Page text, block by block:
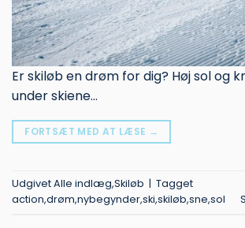
Er skiløb en drøm for dig? Høj sol og
under skiene…
FORTSÆT MED AT LÆSE →
UdgivetAlle indlæg,Skiløb | Tagget
action,drøm,nybegynder,ski,skiløb,sne,sol